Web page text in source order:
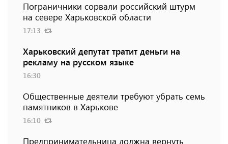
Пограничники сорвали российский штурм
на севере Харьковской области
17:13
Харьковский депутат тратит деньги на
рекламу на русском языке
16:30
Общественные деятели требуют убрать семь
памятников в Харькове
16:10
Предпринимательница должна вернуть